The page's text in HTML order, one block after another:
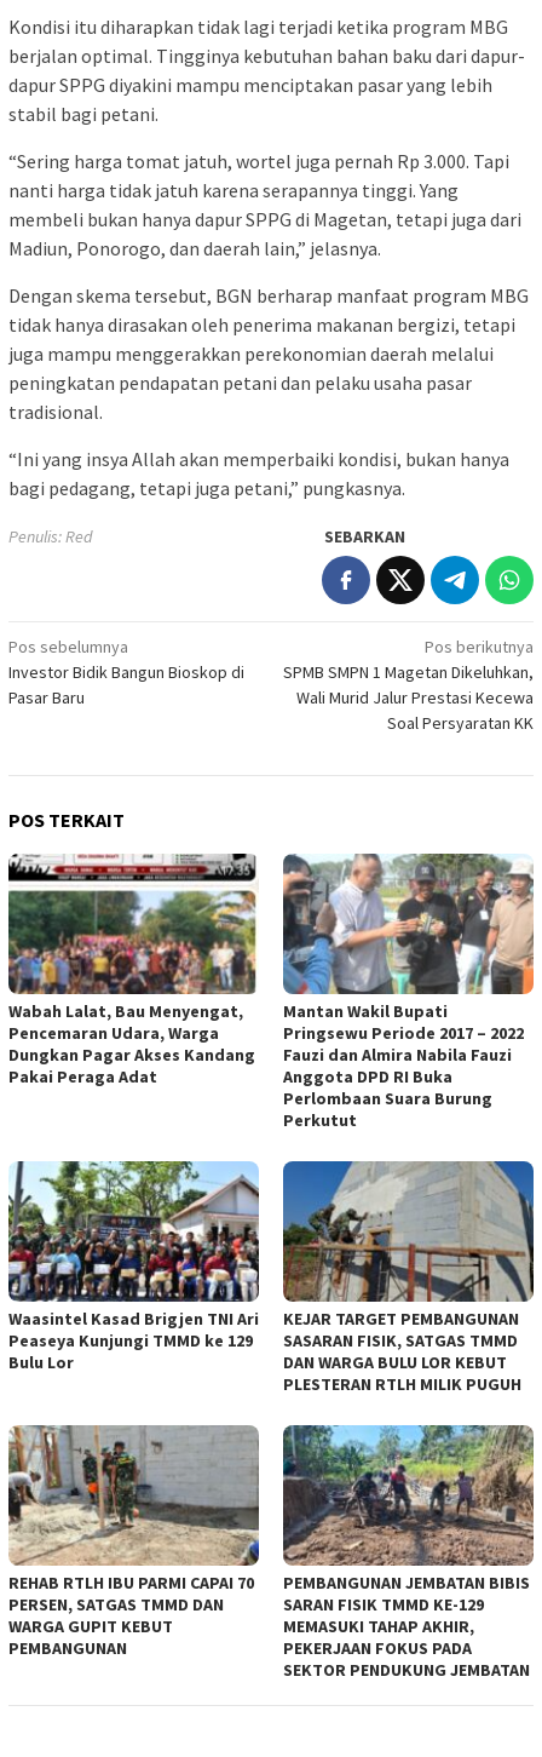
Kondisi itu diharapkan tidak lagi terjadi ketika program MBG
berjalan optimal. Tingginya kebutuhan bahan baku dari dapur-
dapur SPPG diyakini mampu menciptakan pasar yang lebih
stabil bagi petani.
“Sering harga tomat jatuh, wortel juga pernah Rp 3.000. Tapi
nanti harga tidak jatuh karena serapannya tinggi. Yang
membeli bukan hanya dapur SPPG di Magetan, tetapi juga dari
Madiun, Ponorogo, dan daerah lain,” jelasnya.
Dengan skema tersebut, BGN berharap manfaat program MBG
tidak hanya dirasakan oleh penerima makanan bergizi, tetapi
juga mampu menggerakkan perekonomian daerah melalui
peningkatan pendapatan petani dan pelaku usaha pasar
tradisional.
“Ini yang insya Allah akan memperbaiki kondisi, bukan hanya
bagi pedagang, tetapi juga petani,” pungkasnya.
Penulis: Red SEBARKAN
Navigasi
pos
Pos sebelumnya
Investor Bidik Bangun Bioskop di
Pasar Baru
Pos berikutnya
SPMB SMPN 1 Magetan Dikeluhkan,
Wali Murid Jalur Prestasi Kecewa
Soal Persyaratan KK
POS TERKAIT
Wabah Lalat, Bau Menyengat,
Pencemaran Udara, Warga
Dungkan Pagar Akses Kandang
Pakai Peraga Adat
Mantan Wakil Bupati
Pringsewu Periode 2017 – 2022
Fauzi dan Almira Nabila Fauzi
Anggota DPD RI Buka
Perlombaan Suara Burung
Perkutut
Waasintel Kasad Brigjen TNI Ari
Peaseya Kunjungi TMMD ke 129
Bulu Lor
KEJAR TARGET PEMBANGUNAN
SASARAN FISIK, SATGAS TMMD
DAN WARGA BULU LOR KEBUT
PLESTERAN RTLH MILIK PUGUH
REHAB RTLH IBU PARMI CAPAI 70
PERSEN, SATGAS TMMD DAN
WARGA GUPIT KEBUT
PEMBANGUNAN
PEMBANGUNAN JEMBATAN BIBIS
SARAN FISIK TMMD KE-129
MEMASUKI TAHAP AKHIR,
PEKERJAAN FOKUS PADA
SEKTOR PENDUKUNG JEMBATAN